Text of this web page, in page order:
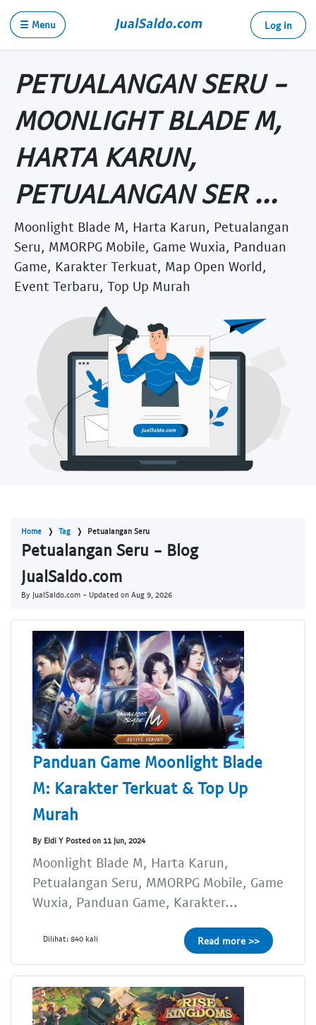
☰ Menu Log in
PETUALANGAN SERU -
MOONLIGHT BLADE M,
HARTA KARUN,
PETUALANGAN SER ...
Moonlight Blade M, Harta Karun, Petualangan
Seru, MMORPG Mobile, Game Wuxia, Panduan
Game, Karakter Terkuat, Map Open World,
Event Terbaru, Top Up Murah
Home Tag Petualangan Seru
Petualangan Seru - Blog
JualSaldo.com
By JualSaldo.com - Updated on Aug 9, 2026
Panduan Game Moonlight Blade
M: Karakter Terkuat & Top Up
Murah
By Eldi Y Posted on 11 Jun, 2024
Moonlight Blade M, Harta Karun,
Petualangan Seru, MMORPG Mobile, Game
Wuxia, Panduan Game, Karakter...
Dilihat: 840 kali Read more >>